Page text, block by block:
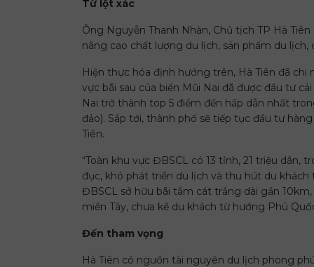
Từ lột xác
Ông Nguyễn Thanh Nhàn, Chủ tịch TP Hà
nâng cao chất lượng du lịch, sản phẩm du
Hiện thực hóa định hướng trên, Hà Tiên đã
vực bãi sau của biển Mũi Nai đã được đầu tư
Nai trở thành top 5 điểm đến hấp dẫn nhất
đảo). Sắp tới, thành phố sẽ tiếp tục đầu tư
Tiên.
“Toàn khu vực ĐBSCL có 13 tỉnh, 21 triệu
đục, khó phát triển du lịch và thu hút du
ĐBSCL sở hữu bãi tắm cát trắng dài gần
miền Tây, chưa kể du khách từ hướng Phú
Đến tham vọng
Hà Tiên có nguồn tài nguyên du lịch phong